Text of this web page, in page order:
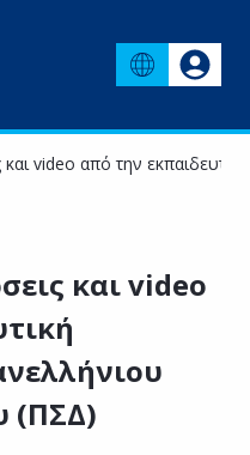
και video από την
και video
(ΠΣΔ)